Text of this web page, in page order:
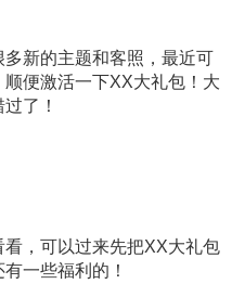
新的主题和客照，最近可
便激活一下XX大礼包！大
了！
，可以过来先把XX大礼包
一些福利的！